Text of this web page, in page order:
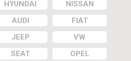
HYUNDAI
NISSAN
AUDI
FIAT
JEEP
VW
SEAT OPEL